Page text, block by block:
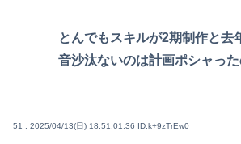
とんでもスキルが2期制作と去
音沙汰ないのは計画ポシャった
51 : 2025/04/13(日) 18:51:01.36 ID:k+9zTrEw0